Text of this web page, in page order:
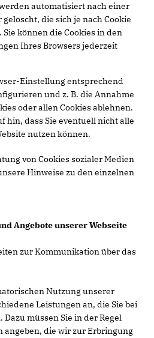
automatisiert nach einer
die sich je nach Cookie
können die Cookies in den
Ihres Browsers jederzeit
Einstellung entsprechend
und z. B. die Annahme
oder allen Cookies ablehnen.
hin, dass Sie eventuell nicht alle
nutzen können.
von Cookies sozialer Medien
Hinweise zu den einzelnen
Angebote unserer Webseite
zur Kommunikation über das
Nutzung unserer
Leistungen an, die Sie bei
müssen Sie in der Regel
angeben, die wir zur Erbringung